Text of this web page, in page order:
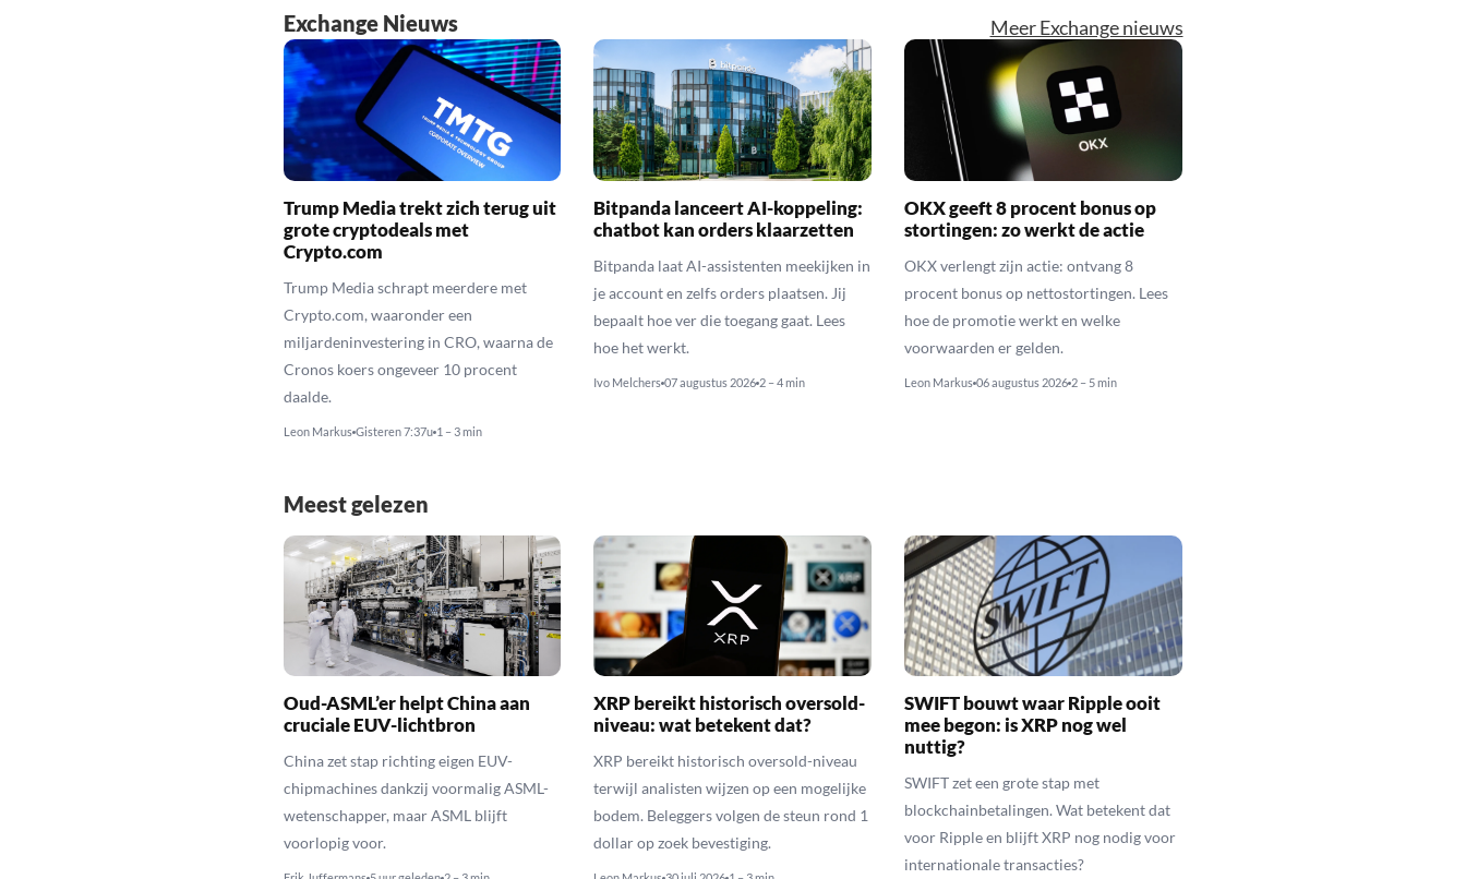
Exchange Nieuws Meer Exchange nieuws
Trump Media trekt zich terug uit
grote cryptodeals met
Crypto.com
Trump Media schrapt meerdere met
Crypto.com, waaronder een
miljardeninvestering in CRO, waarna de
Cronos koers ongeveer 10 procent
daalde.
Leon Markus Gisteren 7:37u 1 – 3 min
Bitpanda lanceert AI-koppeling:
chatbot kan orders klaarzetten
Bitpanda laat AI-assistenten meekijken in
je account en zelfs orders plaatsen. Jij
bepaalt hoe ver die toegang gaat. Lees
hoe het werkt.
Ivo Melchers 07 augustus 2026 2 – 4 min
OKX geeft 8 procent bonus op
stortingen: zo werkt de actie
OKX verlengt zijn actie: ontvang 8
procent bonus op nettostortingen. Lees
hoe de promotie werkt en welke
voorwaarden er gelden.
Leon Markus 06 augustus 2026 2 – 5 min
Meest gelezen
Oud-ASML’er helpt China aan
cruciale EUV-lichtbron
China zet stap richting eigen EUV-
chipmachines dankzij voormalig ASML-
wetenschapper, maar ASML blijft
voorlopig voor.
XRP bereikt historisch oversold-
niveau: wat betekent dat?
XRP bereikt historisch oversold-niveau
terwijl analisten wijzen op een mogelijke
bodem. Beleggers volgen de steun rond 1
dollar op zoek bevestiging.
SWIFT bouwt waar Ripple ooit
mee begon: is XRP nog wel
nuttig?
SWIFT zet een grote stap met
blockchainbetalingen. Wat betekent dat
voor Ripple en blijft XRP nog nodig voor
internationale transacties?